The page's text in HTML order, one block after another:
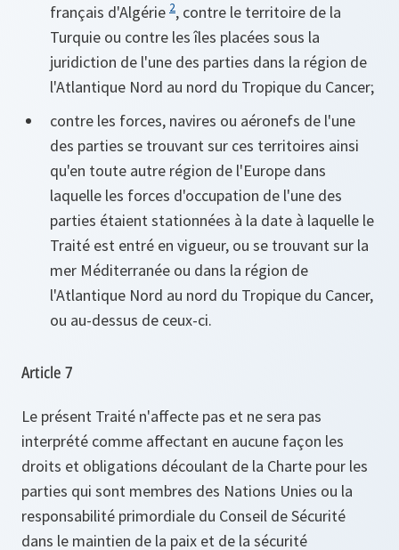
français d'Algérie 2, contre le territoire de la
Turquie ou contre les îles placées sous la
juridiction de l'une des parties dans la région de
l'Atlantique Nord au nord du Tropique du Cancer;
contre les forces, navires ou aéronefs de l'une
des parties se trouvant sur ces territoires ainsi
qu'en toute autre région de l'Europe dans
laquelle les forces d'occupation de l'une des
parties étaient stationnées à la date à laquelle le
Traité est entré en vigueur, ou se trouvant sur la
mer Méditerranée ou dans la région de
l'Atlantique Nord au nord du Tropique du Cancer,
ou au-dessus de ceux-ci.
Article 7
Le présent Traité n'affecte pas et ne sera pas
interprété comme affectant en aucune façon les
droits et obligations découlant de la Charte pour les
parties qui sont membres des Nations Unies ou la
responsabilité primordiale du Conseil de Sécurité
dans le maintien de la paix et de la sécurité